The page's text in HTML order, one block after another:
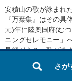
さが
安積山の歌が詠まれ
『万葉集』はその具
元)年に陸奥国府(む
ニングセレモニー」
見解がある。歌が詠
という二つの考え方
者として登場してお